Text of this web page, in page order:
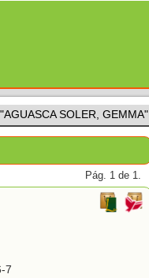
SOLER, GEMMA"
Pág. 1 de 1.
7